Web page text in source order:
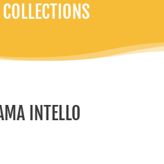
INTELLO